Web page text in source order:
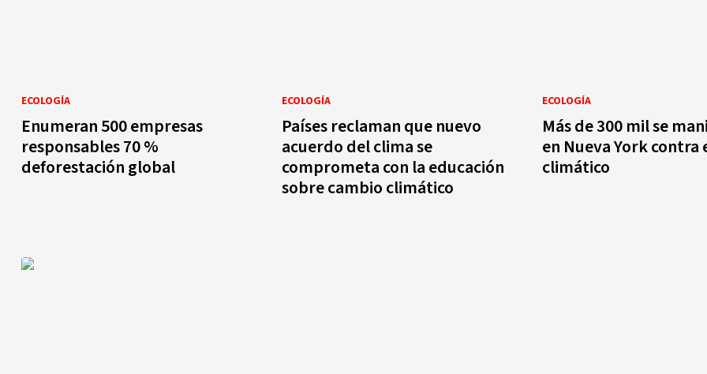
ECOLOGÍA
Enumeran 500 empresas
responsables 70 %
deforestación global
ECOLOGÍA
Países reclaman que nuevo
acuerdo del clima se
comprometa con la educación
sobre cambio climático
ECOLOGÍA
Más de 300 mil se
en Nueva York contra
climático